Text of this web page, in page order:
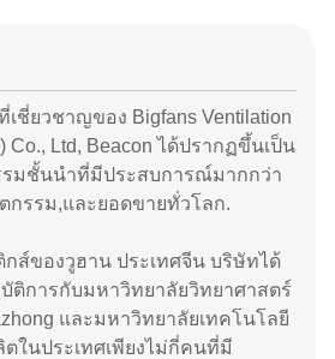
ชี่ยวชาญของ Bigfans Ventilation
Co., Ltd, Beacon ได้ปรากฏขึ้นเป็น
มชั้นนําที่มีประสบการณ์มากกว่า
กรรม,และยอดขายทั่วโลก.
ส์ของวูฮาน ประเทศจีน บริษัทได้
ติการกับมหาวิทยาลัยวิทยาศาสตร์
และมหาวิทยาลัยเทคโนโลยี
ในประเทศเพียงไม่กี่คนที่มี